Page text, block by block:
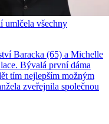
umlčela všechny
Baracka (65) a Michelle
Bývalá první dáma
tím nejlepším možným
zveřejnila společnou